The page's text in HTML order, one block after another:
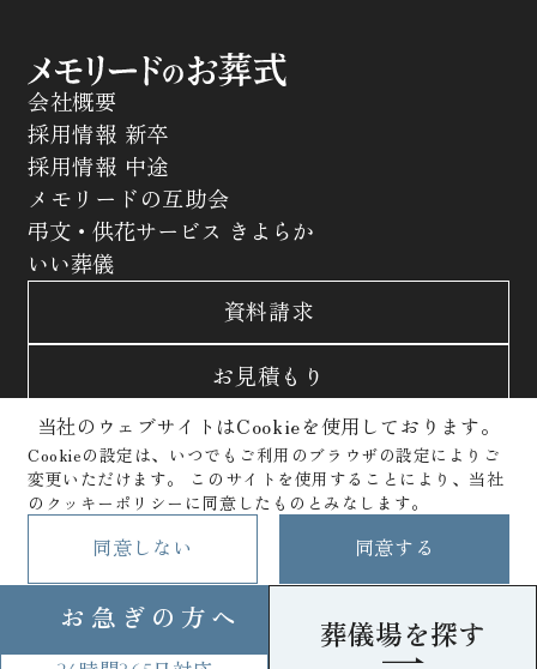
会社概要
採用情報 新卒
採用情報 中途
メモリードの互助会
弔文・供花サービス きよらか
いい葬儀
資料請求
お見積もり
お問合わせ
サイトポリシー
プライバシーポリシー
クッキーポリシー
Copyright © Memolead Corporation. All Rights Reserved.
当社のウェブサイトはCookieを使用しております。
Cookieの設定は、いつでもご利用のブラウザの設定によりご
変更いただけます。
このサイトを使用することにより、当社
のクッキーポリシーに同意したものとみなします。
同意しない 同意する
お急ぎの方へ
葬儀場を探す